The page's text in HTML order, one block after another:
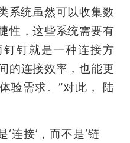
系统虽然可以收集数
性，这些系统需要有
钉就是一种连接方
的连接效率，也能更
验需求。”对此， 陆
连接’，而不是‘链